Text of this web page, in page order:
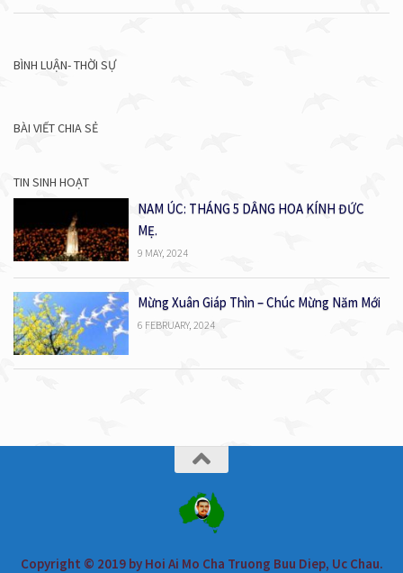
BÌNH LUẬN- THỜI SỰ
BÀI VIẾT CHIA SẺ
TIN SINH HOẠT
NAM ÚC: THÁNG 5 DÂNG HOA KÍNH ĐỨC
MẸ.
9 MAY, 2024
Mừng Xuân Giáp Thìn – Chúc Mừng Năm Mới
6 FEBRUARY, 2024
Copyright © 2019 by Hoi Ai Mo Cha Truong Buu Diep, Uc Chau.